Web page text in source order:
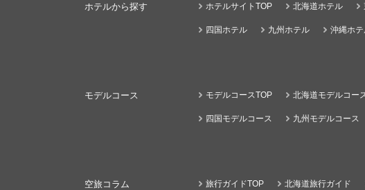
ホテルから探す ホテルサイトTOP 北海道ホテル
四国ホテル 九州ホテル 沖縄ホ
モデルコース モデルコースTOP 北海道モデルコー
四国モデルコース 九州モデルコース
空旅コラム 旅行ガイドTOP 北海道旅行ガイド